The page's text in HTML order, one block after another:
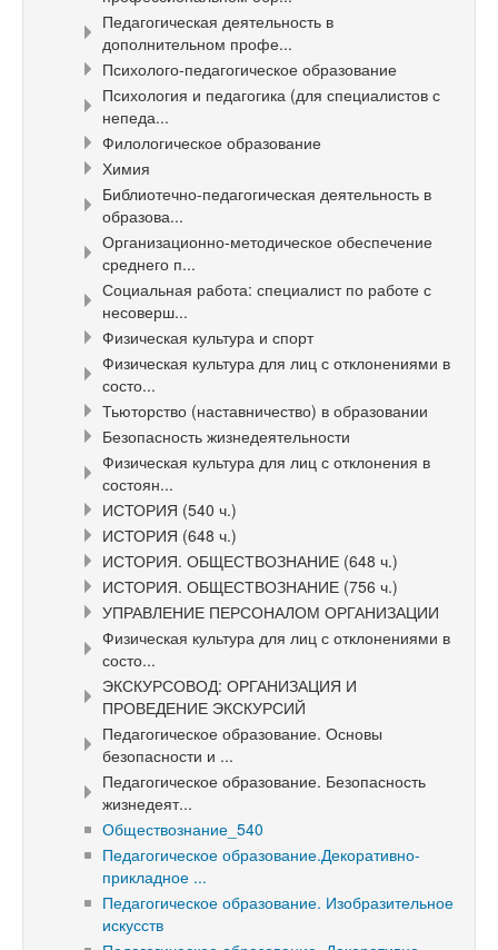
Педагогическая деятельность в
дополнительном профе...
Психолого-педагогическое образование
Психология и педагогика (для специалистов с
непеда...
Филологическое образование
Химия
Библиотечно-педагогическая деятельность в
образова...
Организационно-методическое обеспечение
среднего п...
Социальная работа: специалист по работе с
несоверш...
Физическая культура и спорт
Физическая культура для лиц с отклонениями в
состо...
Тьюторство (наставничество) в образовании
Безопасность жизнедеятельности
Физическая культура для лиц с отклонения в
состоян...
ИСТОРИЯ (540 ч.)
ИСТОРИЯ (648 ч.)
ИСТОРИЯ. ОБЩЕСТВОЗНАНИЕ (648 ч.)
ИСТОРИЯ. ОБЩЕСТВОЗНАНИЕ (756 ч.)
УПРАВЛЕНИЕ ПЕРСОНАЛОМ ОРГАНИЗАЦИИ
Физическая культура для лиц с отклонениями в
состо...
ЭКСКУРСОВОД: ОРГАНИЗАЦИЯ И
ПРОВЕДЕНИЕ ЭКСКУРСИЙ
Педагогическое образование. Основы
безопасности и ...
Педагогическое образование. Безопасность
жизнедеят...
Обществознание_540
Педагогическое образование.Декоративно-
прикладное ...
Педагогическое образование. Изобразительное
искусств